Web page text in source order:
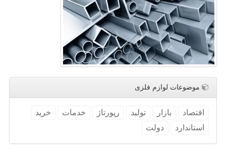
موضوعات لوازم فلزی
اقتصاد بازار تولید رپورتاژ خدمات
خرید
استاندارد
دولت